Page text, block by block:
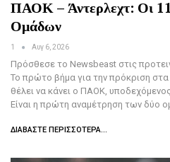
ΠΑΟΚ – Άντερλεχτ: Οι
Ομάδων
1 Αυγ 6, 2026
Πρόσθεσε το Newsbeast στις
Το πρώτο βήμα για την πρόκριση
θέλει να κάνει ο ΠΑΟΚ,
Είναι η πρώτη αναμέτρηση των δύο
ΔΙΑΒΆΣΤΕ ΠΕΡΙΣΣΌΤΕΡΑ...